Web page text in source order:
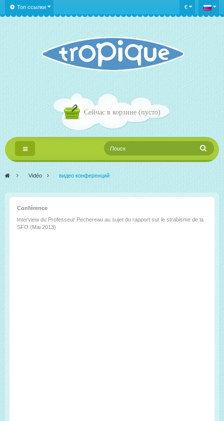
€
Топ ссылки
Сейчас в корзине (пусто)
Переключить
навигации
> Vidéo > видео конференций
Conférence
Interview du Professeur Pechereau au sujet du rapport sur le strabisme de la
SFO (Mai 2013)